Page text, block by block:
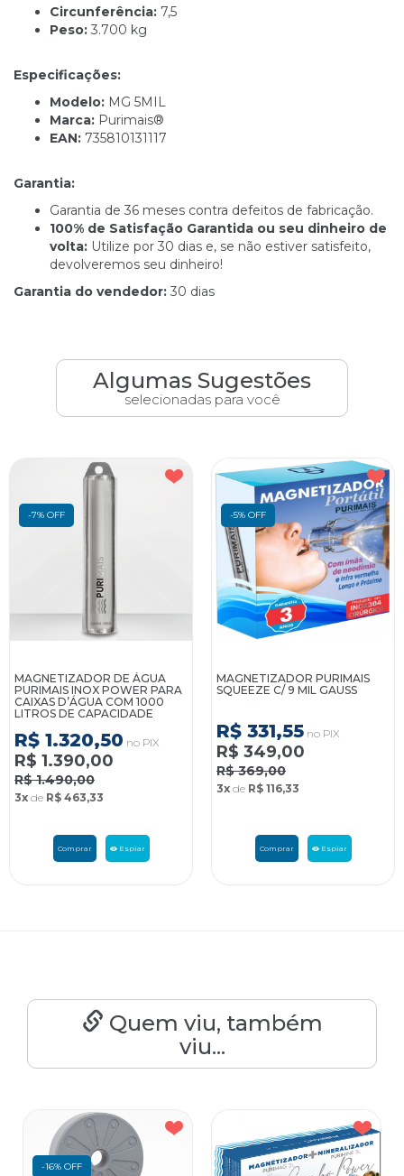
Circunferência: 7,5
Peso: 3.700 kg
Especificações:
Modelo: MG 5MIL
Marca: Purimais®
EAN: 735810131117
Garantia:
Garantia de 36 meses contra defeitos de fabricação.
100% de Satisfação Garantida ou seu dinheiro de
volta: Utilize por 30 dias e, se não estiver satisfeito,
devolveremos seu dinheiro!
Garantia do vendedor: 30 dias
Algumas Sugestões
selecionadas para você
MAGNETIZADOR DE ÁGUA
PURIMAIS INOX POWER PARA
CAIXAS D’ÁGUA COM 1000
LITROS DE CAPACIDADE
-7% OFF
R$ 1.320,50 no PIX
R$ 1.390,00
R$ 1.490,00
3x de R$ 463,33
Comprar Espiar
MAGNETIZADOR PURIMAIS
SQUEEZE C/ 9 MIL GAUSS
-5% OFF
R$ 331,55 no PIX
R$ 349,00
R$ 369,00
3x de R$ 116,33
Comprar Espiar
Quem viu, também
viu...
-16% OFF